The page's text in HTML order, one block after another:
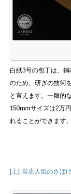
白紙3号の包丁は、
のため、研ぎの技術
と言えます。一般的
150mmサイズは2万
れることができます。
[上] 当店人気のさば